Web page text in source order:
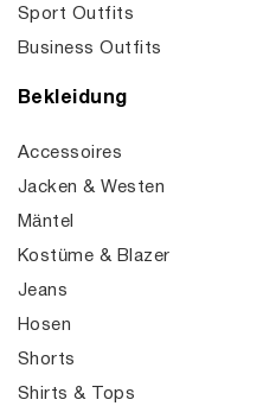
Sport Outfits
Business Outfits
Bekleidung
Accessoires
Jacken & Westen
Mäntel
Kostüme & Blazer
Jeans
Hosen
Shorts
Shirts & Tops